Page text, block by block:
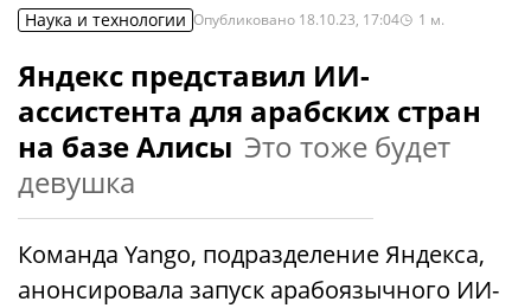
Наука и технологии Опубликовано 18.10.23, 17:04 1 м.
Яндекс представил ИИ-
ассистента для арабских стран
на базе Алисы Это тоже будет
девушка
Команда Yango, подразделение Яндекса,
анонсировала запуск арабоязычного ИИ-